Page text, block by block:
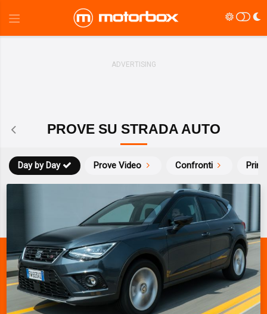
PROVE SU STRADA AUTO
Prove Video Confronti
Day by Day